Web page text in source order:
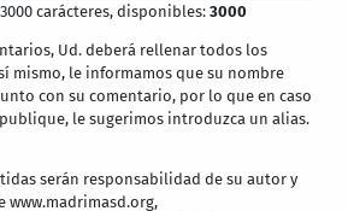
carácteres, disponibles:3000
Ud. deberá rellenar todos los
mismo, le informamos que su nombre
con su comentario, por lo que en caso
le sugerimos introduzca un alias.
serán responsabilidad de su autor y
www.madrimasd.org,